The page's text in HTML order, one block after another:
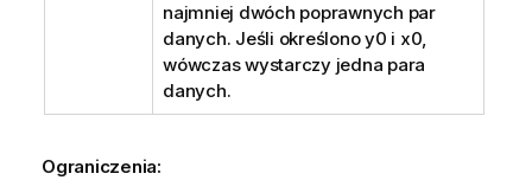
najmniej dwóch poprawnych par
danych. Jeśli określonoy0 i x0,
wówczas wystarczy jedna para
danych.
Ograniczenia: